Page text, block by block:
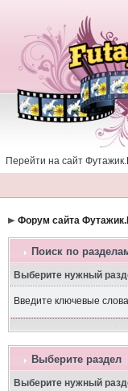
Перейти на сайт
Форум сайта
Поиск по
Выберите нужный
Введите ключевые
Выберите раздел
Выберите нужный